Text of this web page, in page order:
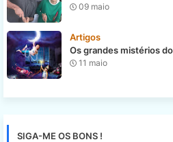
09 maio
Artigos
Os grandes mistérios
11 maio
SIGA-ME OS BONS !